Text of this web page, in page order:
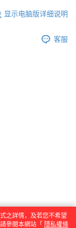
显示电脑版详细说明
客服
之詳情，及若您不希望
參閱本網站「 隱私權條